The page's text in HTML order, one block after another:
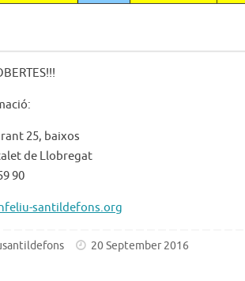
25, baixos
de Llobregat
90
santildefons.org
20 September 2016